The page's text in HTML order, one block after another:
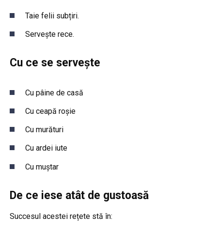
Taie felii subțiri.
Servește rece.
Cu ce se servește
Cu pâine de casă
Cu ceapă roșie
Cu murături
Cu ardei iute
Cu muștar
De ce iese atât de gustoasă
Succesul acestei rețete stă în: